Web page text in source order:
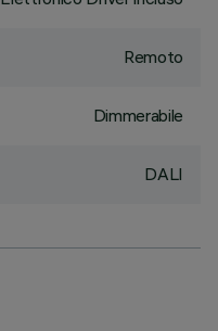
Remoto
Dimmerabile
DALI